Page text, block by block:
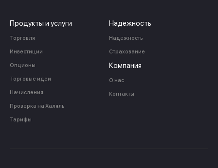
Продукты и услуги
Торговля
Инвестиции
Опционы
Торговые идеи
Начисления
Проверка на Халяль
Тарифы
Надежность
Надежность
Страхование
Компания
О нас
Контакты